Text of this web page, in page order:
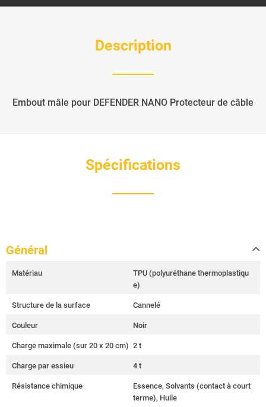
Description
Embout mâle pour DEFENDER NANO Protecteur de câble
Spécifications
Général
Matériau
TPU (polyuréthane thermoplastiqu
e)
Structure de la surface Cannelé
Couleur Noir
Charge maximale (sur 20 x 20 cm) 2 t
Charge par essieu 4 t
Résistance chimique
Essence, Solvants (contact à court
terme), Huile